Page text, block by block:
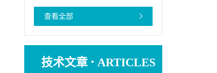
查看全部
技术文章 · ARTICLES